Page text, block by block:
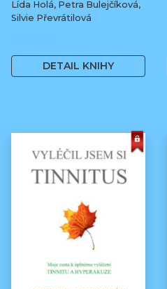
Lída Holá, Petra Bulejčíková,
Silvie Převrátilová
DETAIL KNIHY